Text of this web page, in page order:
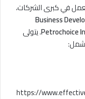
في كبرى الشركات،
Business
Petrochoice. يتولى
https://